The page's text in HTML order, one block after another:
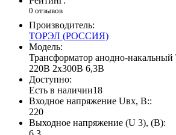
0 отзывов
Производитель:
ТОРЭЛ (РОССИЯ)
Модель:
Трансформатор анодно-
220В 2х300В 6,3В
Доступно:
Есть в наличии18
Входное напряжение Uвх, В::
220
Выходное напряжение (U 3), (В):